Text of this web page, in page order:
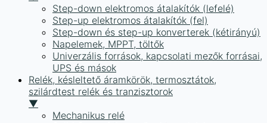
Step-down elektromos átalakítók (lefelé)
Step-up elektromos átalakítók (fel)
Step-down és step-up konverterek (kétirányú)
Napelemek, MPPT, töltők
Univerzális források, kapcsolati mezők forrásai,
UPS és mások
Relék, késleltető áramkörök, termosztátok,
szilárdtest relék és tranzisztorok
▼
Mechanikus relé